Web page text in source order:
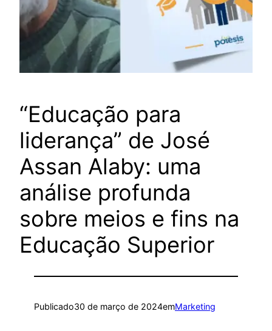
“Educação para
liderança” de José
Assan Alaby: uma
análise profunda
sobre meios e fins na
Educação Superior
Publicado30 de março de 2024emMarketing